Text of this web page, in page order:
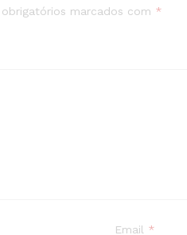
obrigatórios marcados com *
Email *